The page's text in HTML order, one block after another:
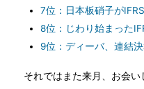
7位：日本板硝子が
8位：じわり始まった
9位：ディーバ、連結
それではまた来月、お会い